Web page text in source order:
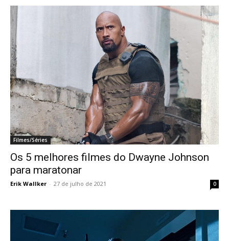
Filmes/Séries
Os 5 melhores filmes do Dwayne Johnson
para maratonar
Erik Wallker - 27 de julho de 2021 0